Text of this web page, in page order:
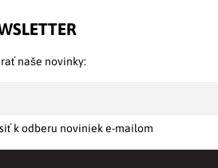
naše novinky:
k odberu noviniek e-mailom